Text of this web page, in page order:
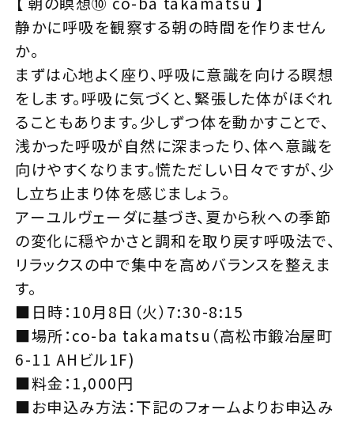
静かに呼吸を観察する朝の時間を作りません
か。
まずは心地よく座り、呼吸に意識を向ける瞑想
をします。呼吸に気づくと、緊張した体がほぐれ
ることもあります。少しずつ体を動かすことで、
浅かった呼吸が自然に深まったり、体へ意識を
向けやすくなります。慌ただしい日々ですが、少
し立ち止まり体を感じましょう。
アーユルヴェーダに基づき、夏から秋への季節
の変化に穏やかさと調和を取り戻す呼吸法で、
リラックスの中で集中を高めバランスを整えま
す。
■日時：10月8日（火）7:30-8:15
■場所：co-ba takamatsu（高松市鍛冶屋町
6-11 AHビル1F)
■料金：1,000円
■お申込み方法：下記のフォームよりお申込み